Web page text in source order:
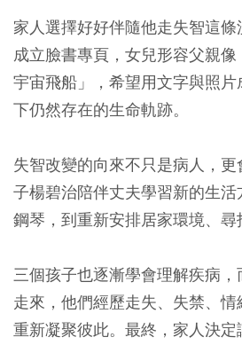
家人選擇好好伴隨他走失智這
成立臉書專頁，女兒形容父親
宇宙飛船」，希望用文字與照
下仍然存在的生命軌跡。
失智改變的向來不只是病人，
子楊碧治陪伴丈夫學習新的生
鋼琴，到重新安排居家環境、尋
三個孩子也逐漸學會理解疾病
走來，他們經歷走失、失禁、
重新凝聚彼此。最終，家人決